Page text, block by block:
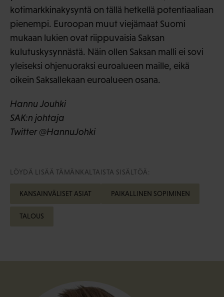
kotimarkkinakysyntä on tällä hetkellä potentiaaliaan
pienempi. Euroopan muut viejämaat Suomi
mukaan lukien ovat riippuvaisia Saksan
kulutuskysynnästä. Näin ollen Saksan malli ei sovi
yleiseksi ohjenuoraksi euroalueen maille, eikä
oikein Saksallekaan euroalueen osana.
Hannu Jouhki
SAK:n johtaja
Twitter @HannuJohki
LÖYDÄ LISÄÄ TÄMÄNKALTAISTA SISÄLTÖÄ:
KANSAINVÄLISET ASIAT PAIKALLINEN SOPIMINEN
TALOUS